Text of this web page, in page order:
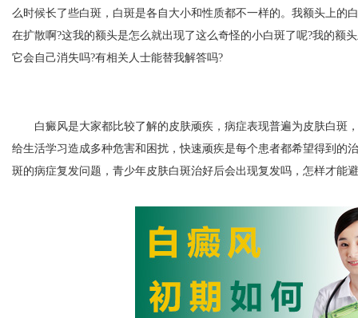
么时候长了些白斑，白斑是各自大小和性质都不一样的。我额头上的
在扩散啊?这我的额头是怎么就出现了这么奇怪的小白斑了呢?我的额
它会自己消失吗?有相关人士能替我解答吗?
白癜风是大家都比较了解的皮肤顽疾，病症表现普遍为皮肤白斑
给生活学习造成多种危害和困扰，快速顽疾是每个患者都希望得到的
斑的病症复发问题，青少年皮肤白斑治好后会出现复发吗，怎样才能